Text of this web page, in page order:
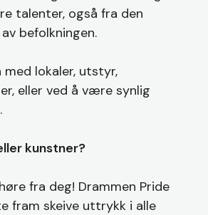
talenter, også fra den
befolkningen.
med lokaler, utstyr,
eller ved å være synlig
kunstner?
fra deg! Drammen Pride
fram skeive uttrykk i alle